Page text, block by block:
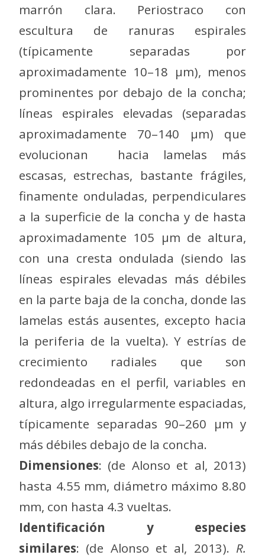
marrón clara. Periostraco con
escultura de ranuras espirales
(típicamente separadas por
aproximadamente 10–18 μm), menos
prominentes por debajo de la concha;
líneas espirales elevadas (separadas
aproximadamente 70–140 μm) que
evolucionan hacia lamelas más
escasas, estrechas, bastante frágiles,
finamente onduladas, perpendiculares
a la superficie de la concha y de hasta
aproximadamente 105 μm de altura,
con una cresta ondulada (siendo las
líneas espirales elevadas más débiles
en la parte baja de la concha, donde las
lamelas estás ausentes, excepto hacia
la periferia de la vuelta). Y estrías de
crecimiento radiales que son
redondeadas en el perfil, variables en
altura, algo irregularmente espaciadas,
típicamente separadas 90–260 μm y
más débiles debajo de la concha.
Dimensiones: (de Alonso et al, 2013)
hasta 4.55 mm, diámetro máximo 8.80
mm, con hasta 4.3 vueltas.
Identificación y especies
similares: (de Alonso et al, 2013). R.